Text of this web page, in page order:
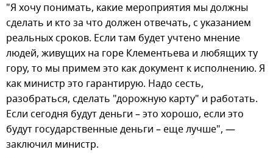
"Я хочу понимать, какие мероприятия мы должны
сделать и кто за что должен отвечать, с указанием
реальных сроков. Если там будет учтено мнение
людей, живущих на горе Клементьева и любящих ту
гору, то мы примем это как документ к исполнению. Я
как министр это гарантирую. Надо сесть,
разобраться, сделать "дорожную карту" и работать.
Если сегодня будут деньги – это хорошо, если это
будут государственные деньги – еще лучше", —
заключил министр.